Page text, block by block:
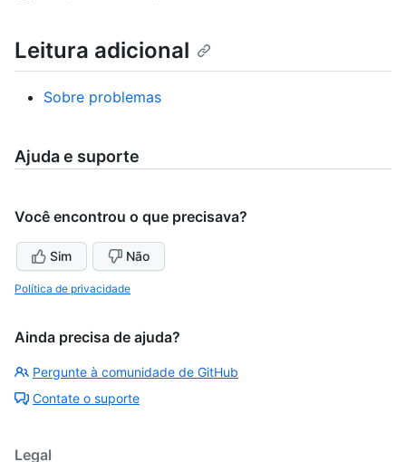
Leitura adicional
Sobre problemas
Ajuda e suporte
Você encontrou o que precisava?
Sim Não
Política de privacidade
Ainda precisa de ajuda?
Pergunte à comunidade de GitHub
Contate o suporte
Legal